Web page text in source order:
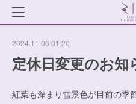
2024.11.06 01:20
定休日変更のお知
紅葉も深まり雪景色が目前の季